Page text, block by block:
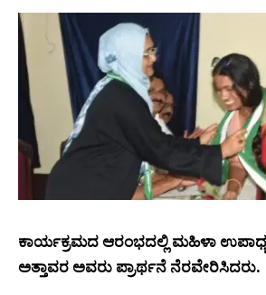
ಕಾರ್ಯಕ್ರಮದ ಆರಂಭದಲ್ಲಿ ಮಹಿಳಾ
ಅತ್ತಾವರ ಅವರು ಪ್ರಾರ್ಥನೆ ನೆರವೇರಿಸಿದರು.